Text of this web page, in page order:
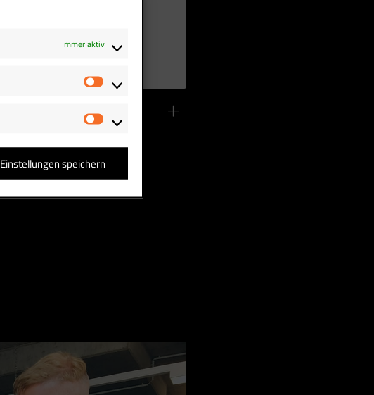
Immer aktiv
Statistiken
Marketing
Einstellungen speichern